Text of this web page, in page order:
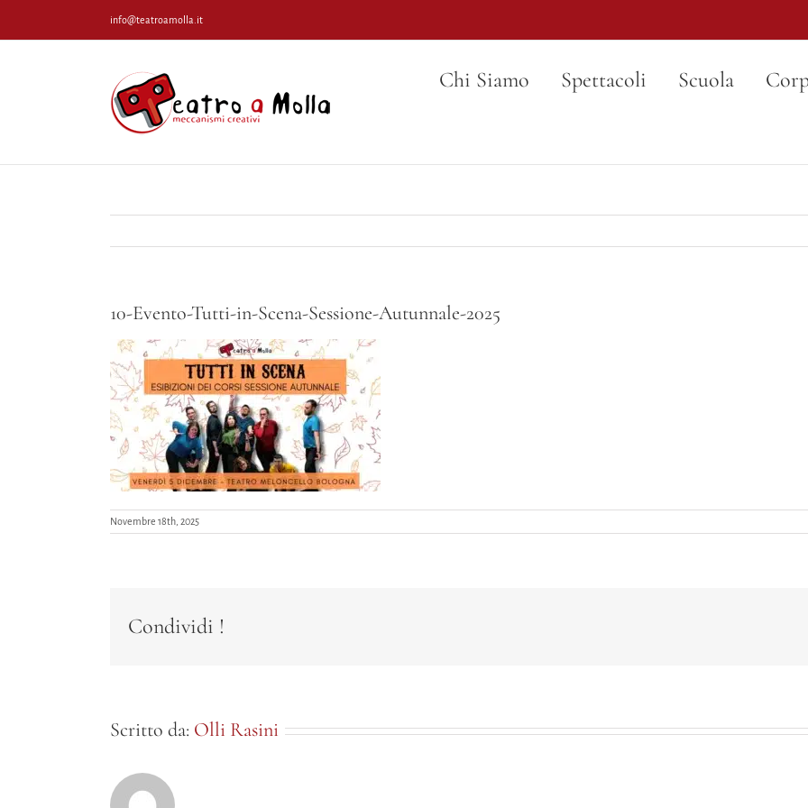
info@teatroamolla.it
Chi Siamo Spettacoli Scuola
10-Evento-Tutti-in-Scena-Sessione-Autunnale-2025
Novembre 18th, 2025
Condividi !
Scritto da: Olli Rasini